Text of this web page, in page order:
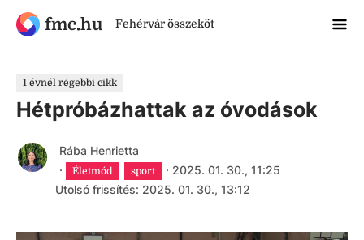
fmc.hu Fehérvár összeköt
1 évnél régebbi cikk
Hétpróbázhattak az óvodások
Rába Henrietta
·
Életmód sport · 2025. 01. 30., 11:25
Utolsó frissítés: 2025. 01. 30., 13:12